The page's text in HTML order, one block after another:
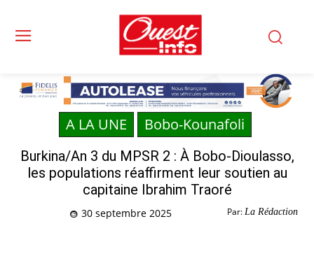
A LA UNE Bobo-Kounafoli
Burkina/An 3 du MPSR 2 : À Bobo-Dioulasso,
les populations réaffirment leur soutien au
capitaine Ibrahim Traoré
Par: La Rédaction
30 septembre 2025